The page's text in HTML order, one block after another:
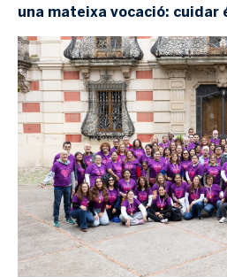
una mateixa vocació: cuidar